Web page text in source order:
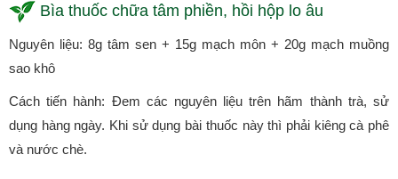
Bìa thuốc chữa tâm phiền, hồi hộp lo âu
Nguyên liệu: 8g tâm sen + 15g mạch môn + 20g mạch muồng
sao khô
Cách tiến hành: Đem các nguyên liệu trên hãm thành trà, sử
dụng hàng ngày. Khi sử dụng bài thuốc này thì phải kiêng cà phê
và nước chè.